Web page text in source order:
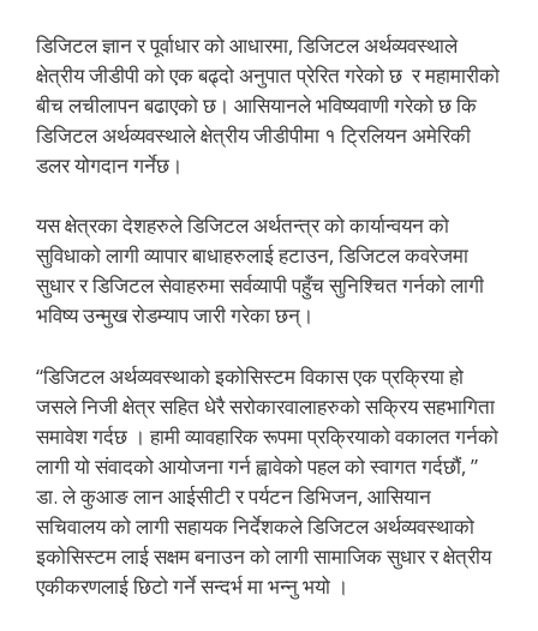
डिजिटल ज्ञान र पूर्वाधार को आधारमा, डिजिटल अर्थव्यवस्थाले
क्षेत्रीय जीडीपी को एक बढ्दो अनुपात प्रेरित गरेको छ र महामारीको
बीच लचीलापन बढाएको छ। आसियानले भविष्यवाणी गरेको छ कि
डिजिटल अर्थव्यवस्थाले क्षेत्रीय जीडीपीमा १ ट्रिलियन अमेरिकी
डलर योगदान गर्नेछ।
यस क्षेत्रका देशहरुले डिजिटल अर्थतन्त्र को कार्यान्वयन को
सुविधाको लागी व्यापार बाधाहरुलाई हटाउन, डिजिटल कवरेजमा
सुधार र डिजिटल सेवाहरुमा सर्वव्यापी पहुँच सुनिश्चित गर्नको लागी
भविष्य उन्मुख रोडम्याप जारी गरेका छन्।
“डिजिटल अर्थव्यवस्थाको इकोसिस्टम विकास एक प्रक्रिया हो
जसले निजी क्षेत्र सहित धेरै सरोकारवालाहरुको सक्रिय सहभागिता
समावेश गर्दछ । हामी व्यावहारिक रूपमा प्रक्रियाको वकालत गर्नको
लागी यो संवादको आयोजना गर्न ह्वावेको पहल को स्वागत गर्दछौं, ”
डा. ले कुआङ लान आईसीटी र पर्यटन डिभिजन, आसियान
सचिवालय को लागी सहायक निर्देशकले डिजिटल अर्थव्यवस्थाको
इकोसिस्टम लाई सक्षम बनाउन को लागी सामाजिक सुधार र क्षेत्रीय
एकीकरणलाई छिटो गर्ने सन्दर्भ मा भन्नु भयो ।